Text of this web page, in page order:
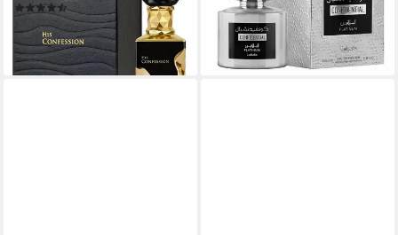
(35)
41,47 €
(414,70 €/ 1 l)
lieferbar - in 3-4 Werktagen bei dir
24,62 €
(246,20 €/ 1 l)
lieferbar - in 8-10 Werktagen bei